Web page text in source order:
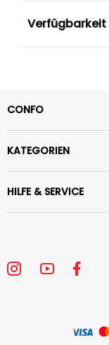
Verfügbarkeit
CONFO
KATEGORIEN
HILFE & SERVICE